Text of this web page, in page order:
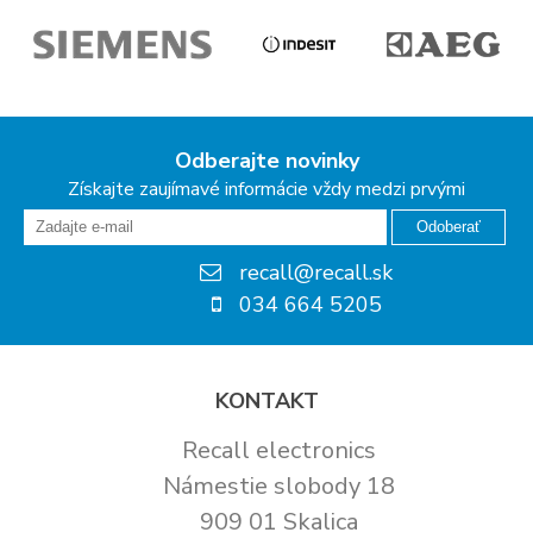
Odberajte novinky
Získajte zaujímavé informácie vždy medzi prvými
Odoberať
recall@recall.sk
034 664 5205
KONTAKT
Recall electronics
Námestie slobody 18
909 01 Skalica